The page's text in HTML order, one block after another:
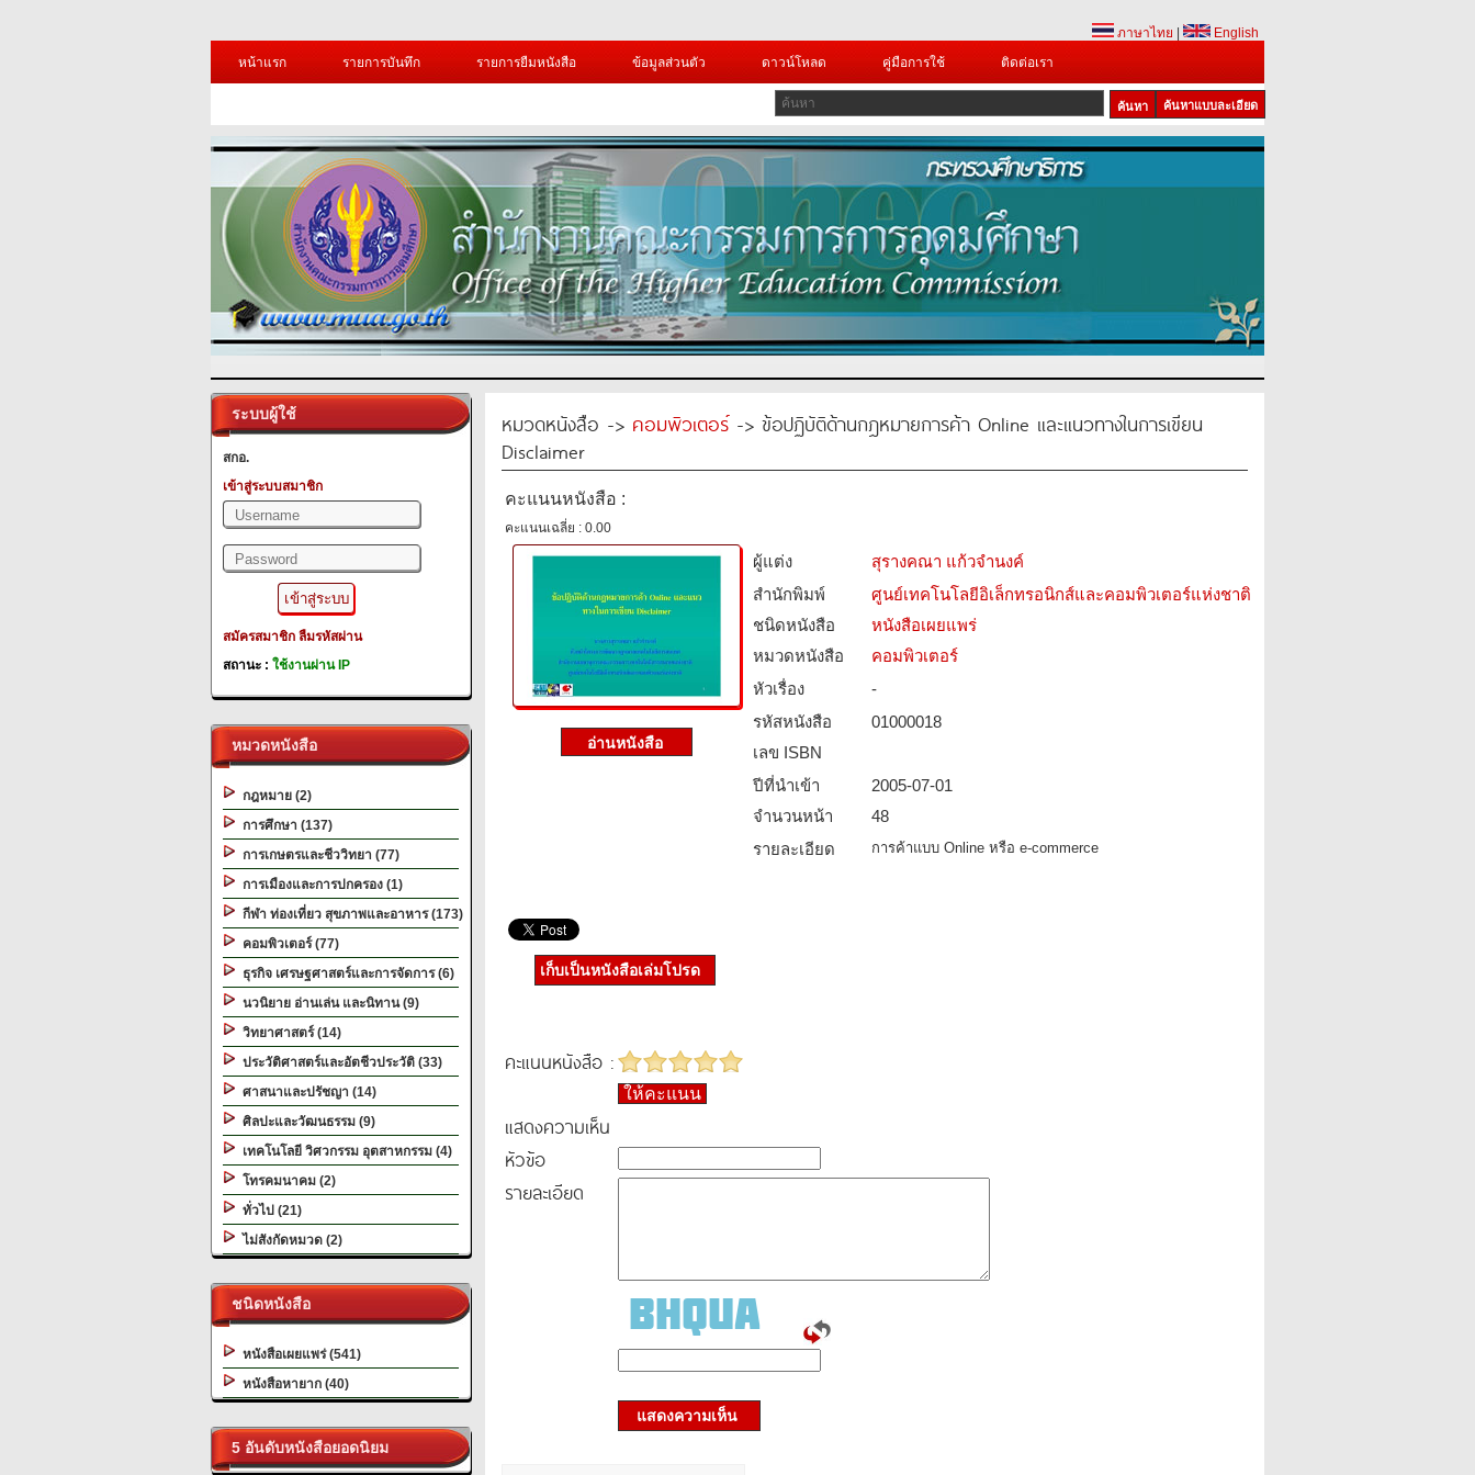
ภาษาไทย
English
หน้าแรก
รายการบันทึก รายการยืมหนังสือ ข้อมูลส่วนตัว ดาวน์โหลด คู่มือการใช้ ติดต่อเรา
ค้นหาแบบละเอียด
ระบบผู้ใช้
สกอ.
เข้าสู่ระบบสมาชิก
สมัครสมาชิก ลืมรหัสผ่าน
สถานะ : ใช้งานผ่าน IP
หมวดหนังสือ
กฎหมาย (2)
การศึกษา (137)
การเกษตรและชีววิทยา (77)
การเมืองและการปกครอง (1)
กีฬา ท่องเที่ยว สุขภาพและอาหาร (173)
คอมพิวเตอร์ (77)
ธุรกิจ เศรษฐศาสตร์และการจัดการ (6)
นวนิยาย อ่านเล่น และนิทาน (9)
วิทยาศาสตร์ (14)
ประวัติศาสตร์และอัตชีวประวัติ (33)
ศาสนาและปรัชญา (14)
ศิลปะและวัฒนธรรม (9)
เทคโนโลยี วิศวกรรม อุตสาหกรรม (4)
โทรคมนาคม (2)
ทั่วไป (21)
ไม่สังกัดหมวด (2)
ชนิดหนังสือ
หนังสือเผยแพร่ (541)
หนังสือหายาก (40)
5 อันดับหนังสือยอดนิยม
หมวดหนังสือ -> คอมพิวเตอร์-> ข้อปฏิบัติด้านกฎหมายการค้า Online และแนวทางในการเขียน
Disclaimer
คะแนนหนังสือ :
คะแนนเฉลี่ย : 0.00
ผู้แต่ง
สุรางคณา แก้วจำนงค์
สำนักพิมพ์
ศูนย์เทคโนโลยีอิเล็กทรอนิกส์และคอมพิวเตอร์แห่งชาติ
ชนิดหนังสือ­
หนังสือเผยแพร่
หมวดหนังสือ­
คอมพิวเตอร์
หัวเรื่อง
-
รหัสหนังสือ­
01000018
เลข ISBN
ปีที่นำเข้า
2005-07-01
จำนวนหน้า
48
รายละเอียด
การค้าแบบ Online หรือ e-commerce
เก็บเป็นหนังสือเล่มโปรด
คะแนนหนังสือ :
ให้คะแนน
แสดงความเห็น
หัวข้อ
รายละเอียด
แสดงความเห็น